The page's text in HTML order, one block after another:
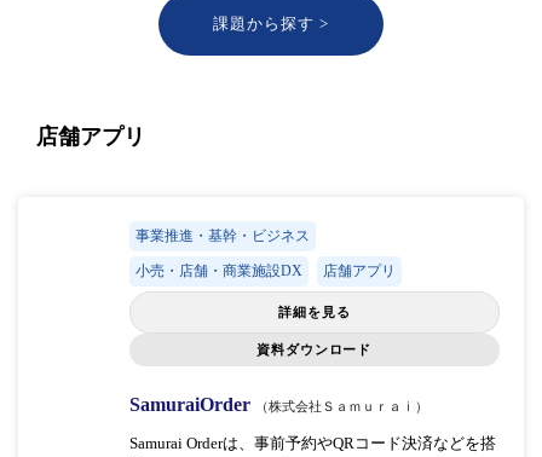
課題から探す >
店舗アプリ
事業推進・基幹・ビジネス
小売・店舗・商業施設DX 店舗アプリ
詳細を見る
資料ダウンロード
SamuraiOrder （株式会社Ｓａｍｕｒａｉ）
Samurai Orderは、事前予約やQRコード決済などを搭